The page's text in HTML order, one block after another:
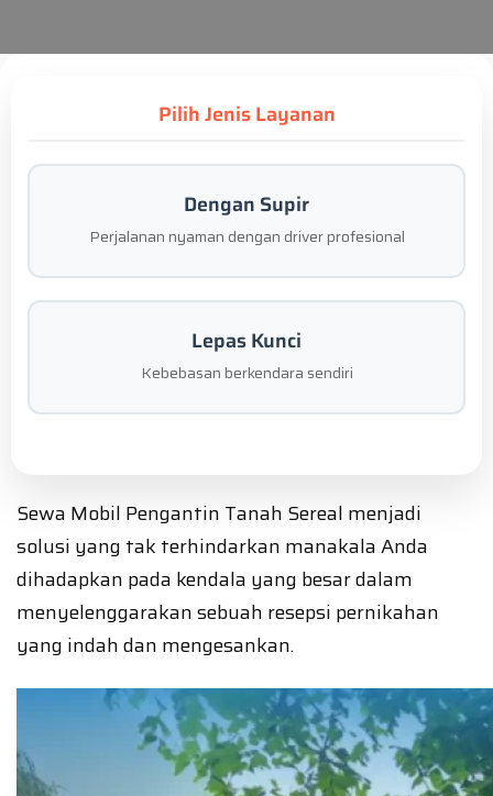
Pilih Jenis Layanan
Dengan Supir
Perjalanan nyaman dengan driver profesional
Lepas Kunci
Kebebasan berkendara sendiri
Sewa Mobil Pengantin Tanah Sereal menjadi
solusi yang tak terhindarkan manakala Anda
dihadapkan pada kendala yang besar dalam
menyelenggarakan sebuah resepsi pernikahan
yang indah dan mengesankan.